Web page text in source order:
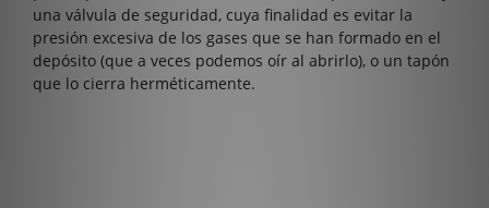
una válvula de seguridad, cuya finalidad es evitar la
presión excesiva de los gases que se han formado en el
depósito (que a veces podemos oír al abrirlo), o un tapón
que lo cierra herméticamente.